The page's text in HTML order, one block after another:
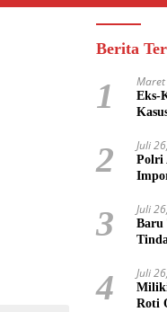
Berita
1
Eks-
2 Juli
Polri
3 Juli
Baru
4 Juli
Roti